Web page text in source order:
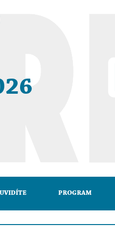
PROGRAM